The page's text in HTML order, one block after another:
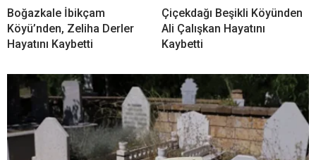
Boğazkale İbikçam
Köyü’nden, Zeliha Derler
Hayatını Kaybetti
Çiçekdağı Beşikli Köyünden
Ali Çalışkan Hayatını
Kaybetti